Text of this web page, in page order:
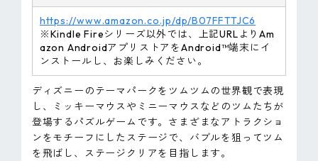
https://www.amazon.co.jp/dp/B07FFTTJC6
※Kindle Fireシリーズ以外では、上記URLよりAm
azon AndroidアプリストアをAndroid™端末にイ
ンストールし、お楽しみください。
ディズニーのテーマパークをツムツムの世界観で表現
し、ミッキーマウスやミニーマウスなどのツムたちが
登場するパズルゲームです。さまざまなアトラクショ
ンをモチーフにしたステージで、バブルを狙ってツム
を飛ばし、ステージクリアを目指します。